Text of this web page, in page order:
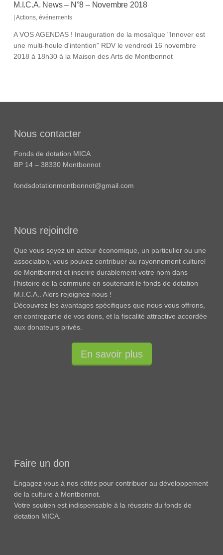
M.I.C.A. News – N°8 – Novembre 2018
Actions, événements
A VOS AGENDAS ! Inauguration de la mosaïque "Innover est
une multi-houle d'intention" RDV le vendredi 16 novembre
2018 à 18h30 à la Maison des Arts de Montbonnot
Nous contacter
Fonds de dotation MICA
BP 14 – 38330 Montbonnot
fondsdotationmontbonnot@gmail.com
Nous rejoindre
Que vous soyez un acteur économique, un particulier ou une
association, vous pouvez contribuer au rayonnement culturel
de Montbonnot et inscrire durablement votre nom dans
l’histoire de la commune en soutenant le fonds de dotation
M.I.C.A.. Alors rejoignez-nous !
Découvrez les avantages spécifiques que nous vous offrons,
en contrepartie de vos dons, et la fiscalité attractive accordée
aux donateurs privés.
En savoir plus
Faire un don
Engagez vous à nos côtés pour contribuer au développement
de la culture à Montbonnot.
Votre soutien est indispensable à la réussite du fonds de
dotation MICA.